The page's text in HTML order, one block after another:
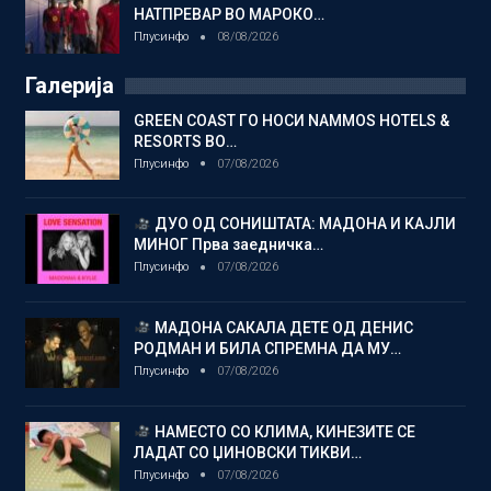
НАТПРЕВАР ВО МАРОКО…
Плусинфо 08/08/2026
Галерија
GREEN COAST ГО НОСИ NAMMOS HOTELS &
RESORTS ВО…
Плусинфо 07/08/2026
ДУО ОД СОНИШТАТА: МАДОНА И КАЈЛИ
МИНОГ Прва заедничка…
Плусинфо 07/08/2026
МАДОНА САКАЛА ДЕТЕ ОД ДЕНИС
РОДМАН И БИЛА СПРЕМНА ДА МУ…
Плусинфо 07/08/2026
НАМЕСТО СО КЛИМА, КИНЕЗИТЕ СЕ
ЛАДАТ СО ЏИНОВСКИ ТИКВИ…
Плусинфо 07/08/2026